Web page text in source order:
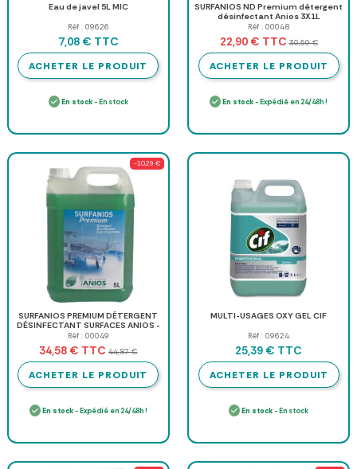
Eau de javel 5L MIC
Réf : 09626
7,08 € TTC
ACHETER LE PRODUIT
En stock- En stock
SURFANIOS ND Premium détergent
désinfectant Anios 3X1L
Réf : 00048
22,90 € TTC 30,59 €
ACHETER LE PRODUIT
En stock - Expédié en 24/48h !
-10,29 €
SURFANIOS PREMIUM DÉTERGENT
DÉSINFECTANT SURFACES ANIOS -
bidon de 5 l
Réf : 00049
34,58 € TTC 44,87 €
ACHETER LE PRODUIT
En stock- Expédié en 24/48h !
MULTI-USAGES OXY GEL CIF
Réf : 09624
25,39 € TTC
ACHETER LE PRODUIT
En stock - En stock